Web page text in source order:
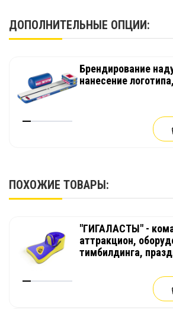
ДОПОЛНИТЕЛЬНЫЕ ОПЦИИ:
Брендирование
нанесение
ПОХОЖИЕ ТОВАРЫ:
"ГИГАЛАСТЫ" -
аттракцион,
тимбилдинга,
корпоратива,
веселых стартов,